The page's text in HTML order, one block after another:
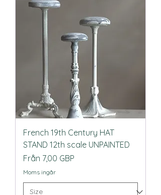
French 19th Century HAT
STAND 12th scale UNPAINTED
Från 7,00 GBP
Reapris
Moms ingår